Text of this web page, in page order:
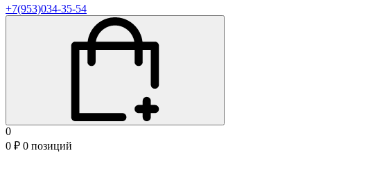
+7(953)034-35-54
0
0 ₽ 0 позиций